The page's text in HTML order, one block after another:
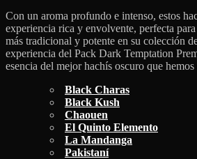
Con un aroma profundo e intenso, estos
experiencia rica y envolvente, perfecta
más tradicional y potente en su colección
experiencia del Pack Dark Temptation
esencia del mejor hachís oscuro que
Black Charas
Black Kush
Chaouen
El Quinto Elemento
La Mandanga
Pakistaní